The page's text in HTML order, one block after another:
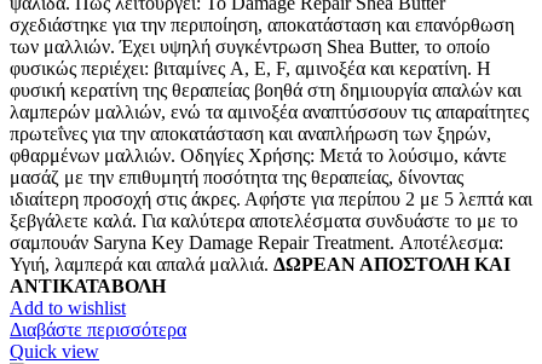
σχεδιάστηκε για την περιποίηση, αποκατάσταση και επανόρθωση
των μαλλιών. Έχει υψηλή συγκέντρωση Shea Butter, το οποίο
φυσικώς περιέχει: βιταμίνες A, E, F, αμινοξέα και κερατίνη. Η
φυσική κερατίνη της θεραπείας βοηθά στη δημιουργία απαλών και
λαμπερών μαλλιών, ενώ τα αμινοξέα αναπτύσσουν τις απαραίτητες
πρωτεΐνες για την αποκατάσταση και αναπλήρωση των ξηρών,
φθαρμένων μαλλιών. Οδηγίες Χρήσης: Μετά το λούσιμο, κάντε
μασάζ με την επιθυμητή ποσότητα της θεραπείας, δίνοντας
ιδιαίτερη προσοχή στις άκρες. Αφήστε για περίπου 2 με 5 λεπτά και
ξεβγάλετε καλά. Για καλύτερα αποτελέσματα συνδυάστε το με το
σαμπουάν Saryna Key Damage Repair Treatment. Αποτέλεσμα:
Υγιή, λαμπερά και απαλά μαλλιά. ΔΩΡΕΑΝ ΑΠΟΣΤΟΛΗ ΚΑΙ
ΑΝΤΙΚΑΤΑΒΟΛΗ
Add to wishlist
Διαβάστε περισσότερα
Quick view